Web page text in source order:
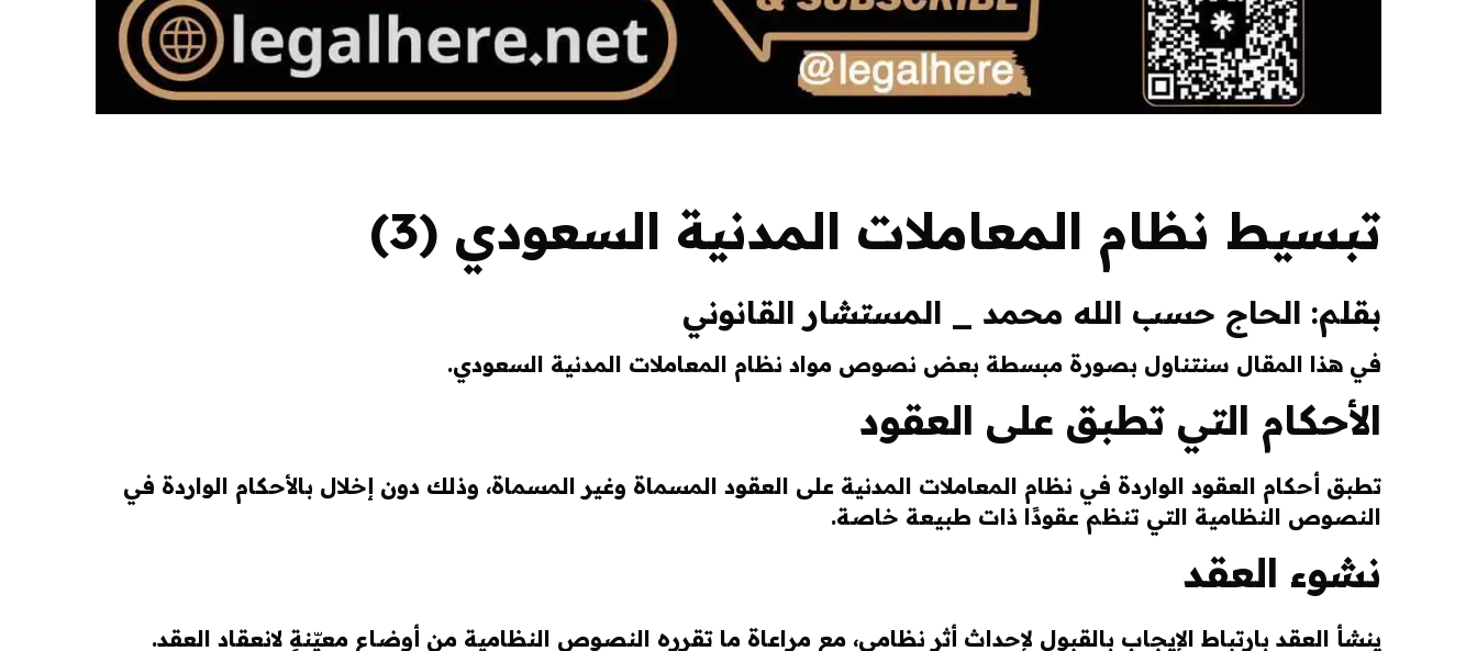
تبسيط نظام المعاملات المدنية السعودي (3)
بقلم: الحاج حسب الله محمد _ المستشار القانوني
في هذا المقال سنتناول بصورة مبسطة بعض نصوص مواد نظام المعاملات المدنية السعودي.
الأحكام التي تطبق على العقود
تطبق أحكام العقود الواردة في نظام المعاملات المدنية على العقود المسماة وغير المسماة، وذلك دون إخلال بالأحكام الواردة في
النصوص النظامية التي تنظم عقودًا ذات طبيعة خاصة.
نشوء العقد
ينشأ العقد بارتباط الإيجاب بالقبول لإحداث أثر نظامي، مع مراعاة ما تقرره النصوص النظامية من أوضاعٍ معيّنةٍ لانعقاد العقد.